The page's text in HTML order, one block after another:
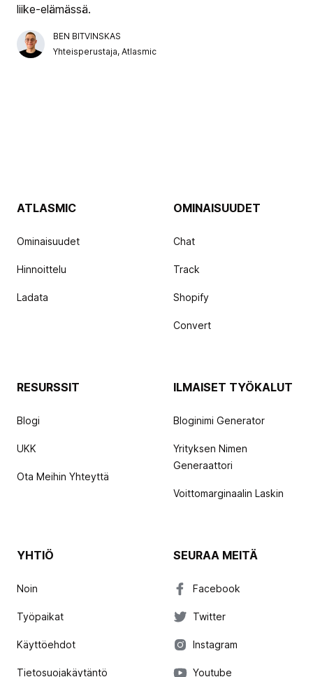
liike-elämässä.
BEN BITVINSKAS
Yhteisperustaja, Atlasmic
ATLASMIC
Ominaisuudet
Hinnoittelu
Ladata
OMINAISUUDET
Chat
Track
Shopify
Convert
RESURSSIT
Blogi
UKK
Ota Meihin Yhteyttä
ILMAISET TYÖKALUT
Bloginimi Generator
Yrityksen Nimen
Generaattori
Voittomarginaalin Laskin
YHTIÖ
Noin
Työpaikat
Käyttöehdot
Tietosuojakäytäntö
SEURAA MEITÄ
Facebook
Twitter
Instagram
Youtube